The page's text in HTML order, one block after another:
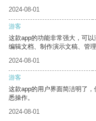
2024-08-01
游客
这款app的功能非常强大，可
编辑文档、制作演示文稿、管理
2024-08-01
游客
这款app的用户界面简洁明了
悉操作。
2024-08-01